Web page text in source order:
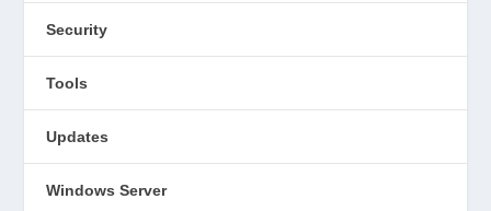
Security
Tools
Updates
Windows Server